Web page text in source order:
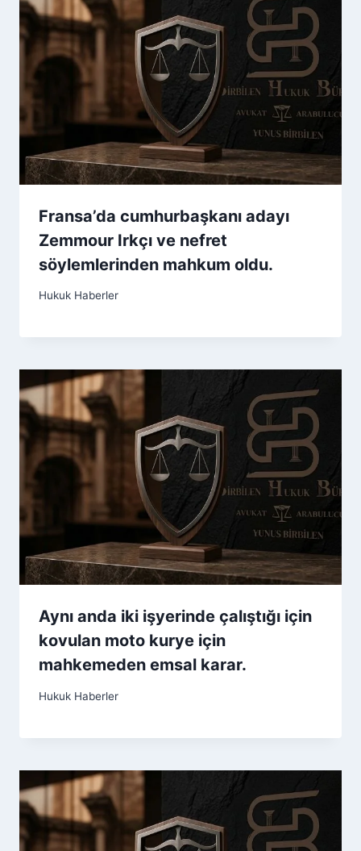
Fransa’da cumhurbaşkanı adayı
Zemmour Irkçı ve nefret
söylemlerinden mahkum oldu.
Hukuk Haberler
Aynı anda iki işyerinde çalıştığı için
kovulan moto kurye için
mahkemeden emsal karar.
Hukuk Haberler